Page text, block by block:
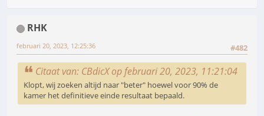
RHK
#482
februari 20, 2023, 12:25:36
Citaat van: CBdicX op februari 20, 2023, 11:21:04
Klopt, wij zoeken altijd naar "beter" hoewel voor 90% de
kamer het definitieve einde resultaat bepaald.